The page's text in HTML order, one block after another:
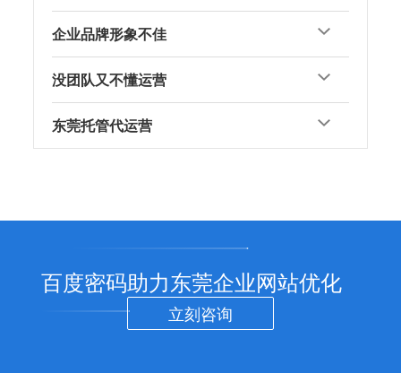
企业品牌形象不佳
没团队又不懂运营
东莞托管代运营
百度密码助力东莞企业网站优化
立刻咨询